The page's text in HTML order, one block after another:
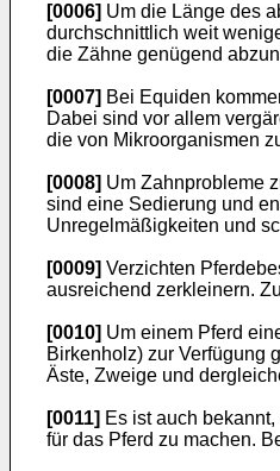
[0006] Um die Länge des
durchschnittlich weit
die Zähne genügend
[0007] Bei Equiden
Dabei sind vor allem
die von Mikroorganismen
[0008] Um Zahnprobleme
sind eine Sedierung und
Unregelmäßigkeiten und
[0009] Verzichten
ausreichend zerkleinern.
[0010] Um einem Pferd
Birkenholz) zur Verfügung
Äste, Zweige und
[0011] Es ist auch
für das Pferd zu machen.